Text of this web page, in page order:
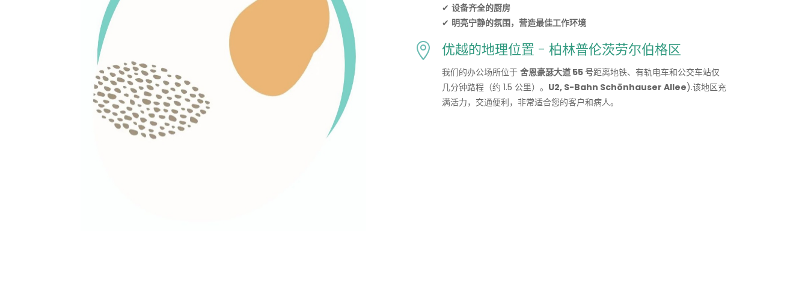
✔设备齐全的厨房
✔ 明亮宁静的氛围，营造最佳工作环境
 优越的地理位置 - 柏林普伦茨劳尔伯格区
我们的办公场所位于舍恩豪瑟大道 55 号距离地铁、有轨电车和公交车站仅
几分钟路程（约 1.5 公里）。 U2, S-Bahn Schönhauser Allee).该地区充
满活力，交通便利，非常适合您的客户和病人。